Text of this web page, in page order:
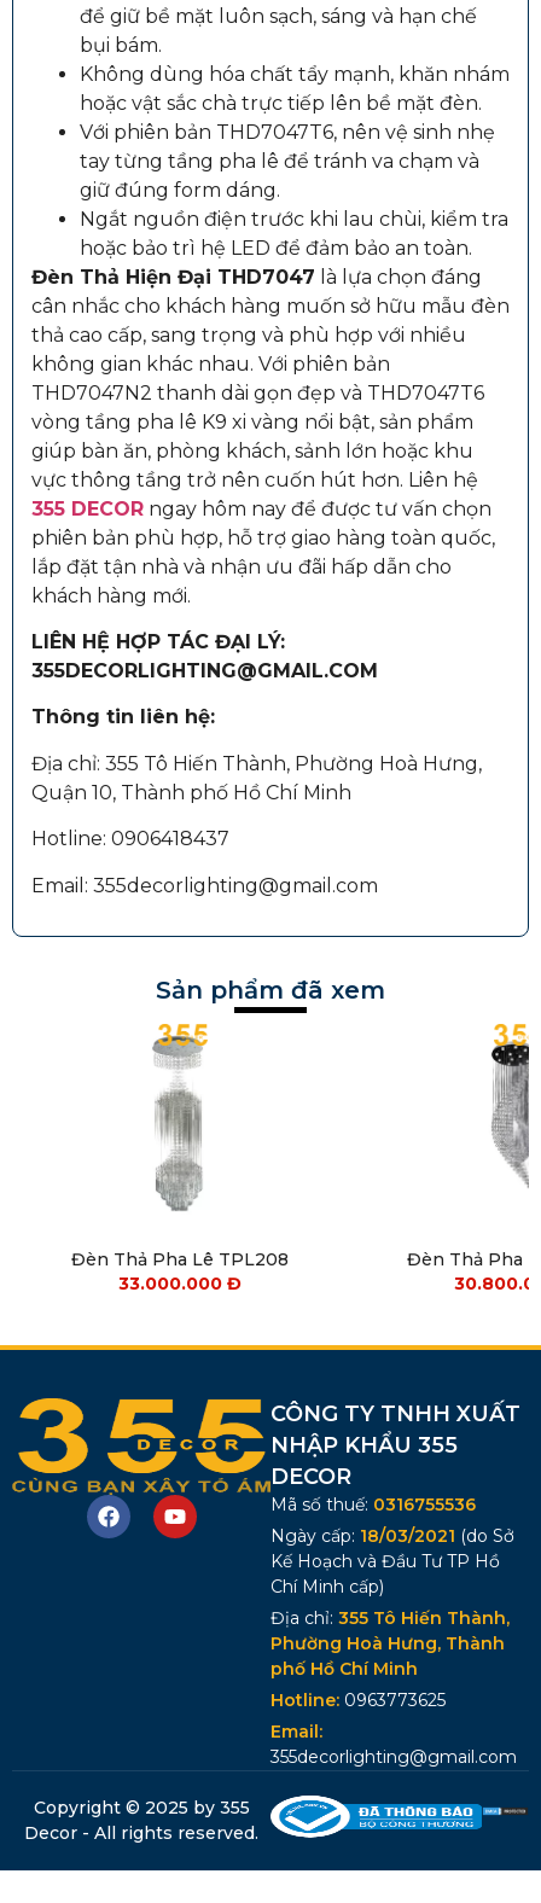
để giữ bề mặt luôn sạch, sáng và hạn chế
bụi bám.
Không dùng hóa chất tẩy mạnh, khăn nhám
hoặc vật sắc chà trực tiếp lên bề mặt đèn.
Với phiên bản THD7047T6, nên vệ sinh nhẹ
tay từng tầng pha lê để tránh va chạm và
giữ đúng form dáng.
Ngắt nguồn điện trước khi lau chùi, kiểm tra
hoặc bảo trì hệ LED để đảm bảo an toàn.
Đèn Thả Hiện Đại THD7047 là lựa chọn đáng
cân nhắc cho khách hàng muốn sở hữu mẫu đèn
thả cao cấp, sang trọng và phù hợp với nhiều
không gian khác nhau. Với phiên bản
THD7047N2 thanh dài gọn đẹp và THD7047T6
vòng tầng pha lê K9 xi vàng nổi bật, sản phẩm
giúp bàn ăn, phòng khách, sảnh lớn hoặc khu
vực thông tầng trở nên cuốn hút hơn. Liên hệ
355 DECOR ngay hôm nay để được tư vấn chọn
phiên bản phù hợp, hỗ trợ giao hàng toàn quốc,
lắp đặt tận nhà và nhận ưu đãi hấp dẫn cho
khách hàng mới.
LIÊN HỆ HỢP TÁC ĐẠI LÝ:
355DECORLIGHTING@GMAIL.COM
Thông tin liên hệ:
Địa chỉ: 355 Tô Hiến Thành, Phường Hoà Hưng,
Quận 10, Thành phố Hồ Chí Minh
Hotline: 0906418437
Email: 355decorlighting@gmail.com
Sản phẩm đã xem
Đèn Thả Pha Lê TPL208
33.000.000Đ
Đèn Thả Pha
CÔNG TY TNHH XUẤT
NHẬP KHẨU 355
DECOR
Mã số thuế: 0316755536
Ngày cấp: 18/03/2021 (do Sở
Kế Hoạch và Đầu Tư TP Hồ
Chí Minh cấp)
Địa chỉ: 355 Tô Hiến Thành,
Phường Hoà Hưng, Thành
phố Hồ Chí Minh
Hotline: 0963773625
Email:
355decorlighting@gmail.com
Copyright © 2025 by 355
Decor - All rights reserved.